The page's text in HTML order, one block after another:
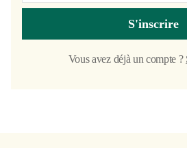
S'inscrire
Vous avez déjà un compte ?